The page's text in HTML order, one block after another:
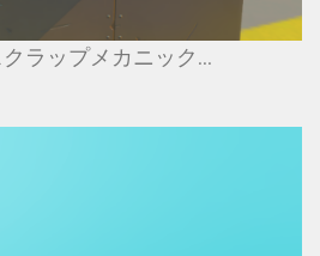
クラップメカニック...